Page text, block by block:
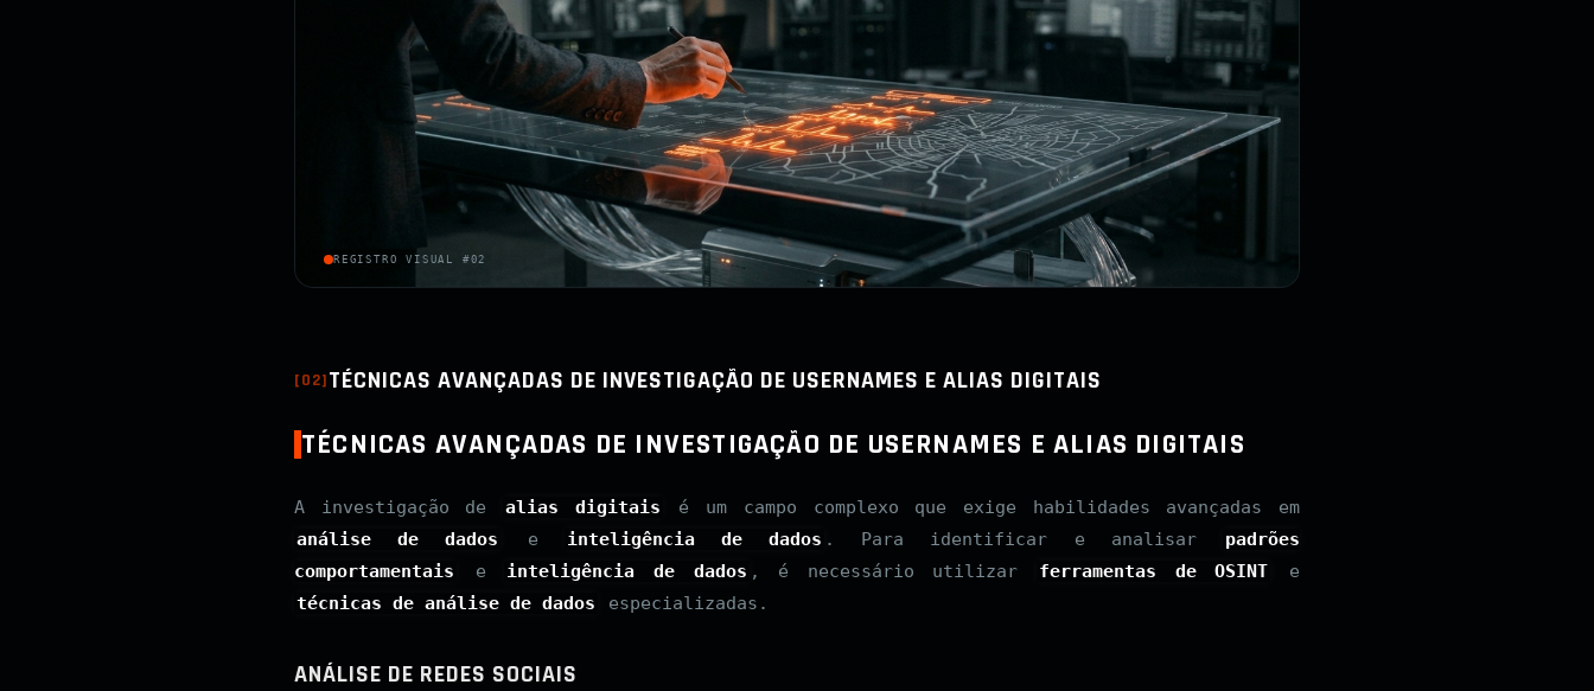
REGISTRO VISUAL #02
[02]TÉCNICAS AVANÇADAS DE INVESTIGAÇÃO DE USERNAMES E ALIAS DIGITAIS
TÉCNICAS AVANÇADAS DE INVESTIGAÇÃO DE USERNAMES E ALIAS DIGITAIS
A investigação de alias digitais
é um campo complexo que exige habilidades avançadas em
análise de dados
e inteligência de dados . Para identificar e analisar
padrões
comportamentais
e inteligência de dados , é necessário utilizar ferramentas de OSINT
e
técnicas de análise de dados
especializadas.
ANÁLISE DE REDES SOCIAIS